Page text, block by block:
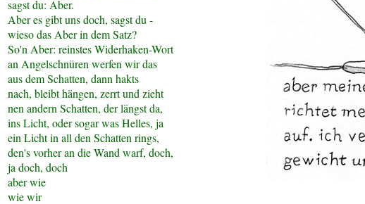
sagst du: Aber.
Aber es gibt uns doch, sagst du -
wieso das Aber in dem Satz?
So'n Aber: reinstes Widerhaken-Wort
an Angelschnüren werfen wir das
aus dem Schatten, dann hakts
nach, bleibt hängen, zerrt und zieht
nen andern Schatten, der längst da,
ins Licht, oder sogar was Helles, ja
ein Licht in all den Schatten rings,
den's vorher an die Wand warf, doch,
ja doch, doch
aber wie
wie wir